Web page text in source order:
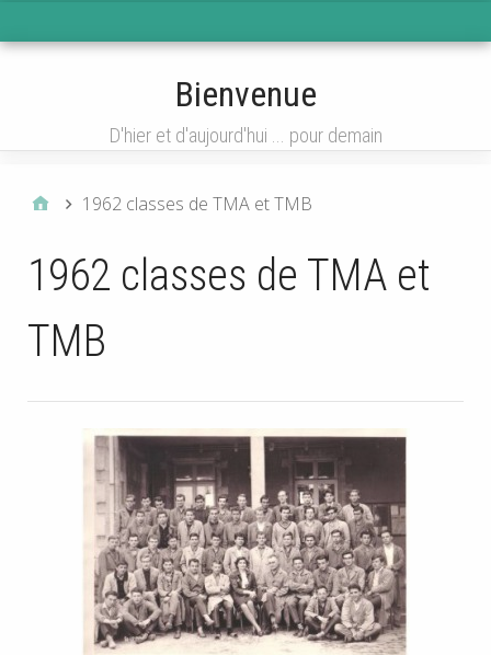
Bienvenue
D'hier et d'aujourd'hui ... pour demain
1962 classes de TMA et TMB
1962 classes de TMA et
TMB